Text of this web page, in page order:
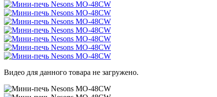
Видео для данного товара не загружено.